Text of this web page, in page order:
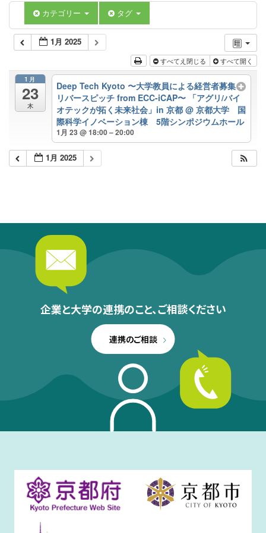
カテゴリー タグ
1月 2025
すべてえ閉じる すべて開く
1月
23
木
Deep Tech Kyoto 〜大学教員による経営者募集
リバースピッチ from ECC-iCAP〜 「アグリ/バイ
オテックが拓く未来社会」in 京都@ 京都大学 国
際科学イノベーション棟 5階シンポジウムホール
1月 23 @ 18:00 – 20:00
1月 2025
企業と大学の連携のこと、ご相談ください
連携のご相談